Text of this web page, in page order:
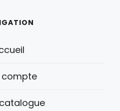
compte